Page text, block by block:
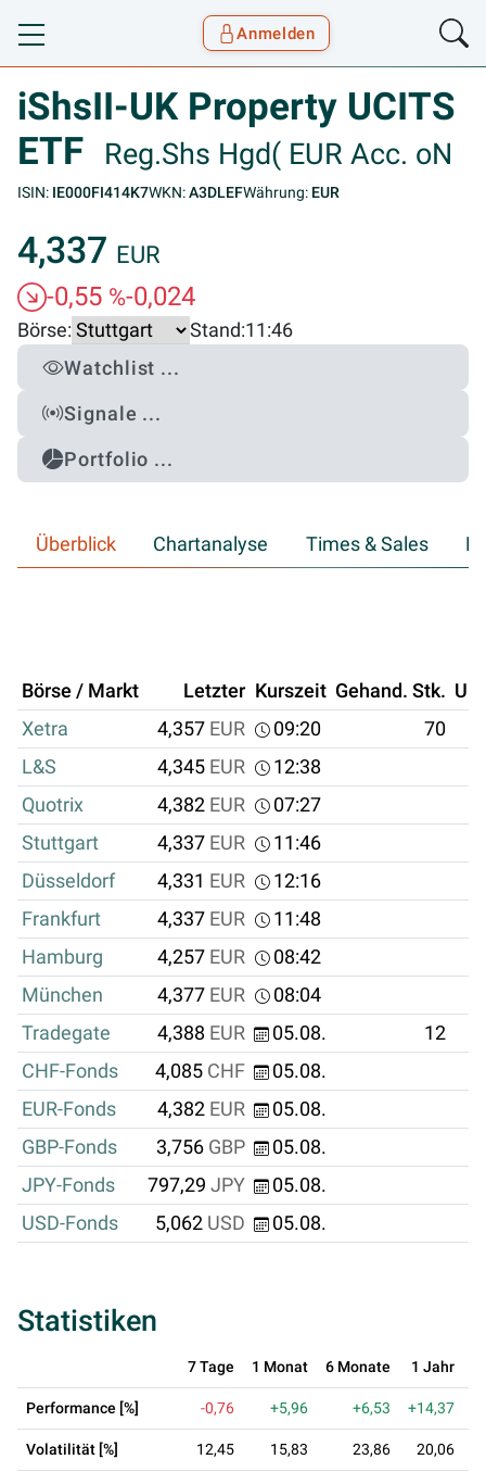
Toggle navigation
Anmelden
iShsII-UK Property UCITS
ETF
Reg.Shs Hgd( EUR Acc. oN
ISIN: IE000FI414K7WKN:A3DLEFWährung: EUR
4,337 EUR
-0,55 %-0,024
Börse: Stand:11:46
Watchlist ...
Signale ...
Portfolio ...
Überblick Chartanalyse Times & Sales
Börse / Markt Letzter Kurszeit Gehand. Stk.
Xetra
4,357 EUR 09:20
70
L&S
4,345 EUR
12:38
Quotrix
4,382 EUR
07:27
Stuttgart
4,337 EUR
11:46
Düsseldorf
4,331 EUR
12:16
Frankfurt
4,337 EUR
11:48
Hamburg
4,257 EUR
08:42
München
4,377 EUR
08:04
Tradegate
4,388 EUR 05.08.
12
CHF-Fonds
4,085 CHF
05.08.
EUR-Fonds
4,382 EUR
05.08.
GBP-Fonds
3,756 GBP
05.08.
JPY-Fonds
797,29 JPY
05.08.
USD-Fonds
5,062 USD 05.08.
Statistiken
7 Tage 1 Monat 6 Monate 1 Jahr
Performance [%] -0,76 +5,96 +6,53 +14,37
Volatilität [%] 12,45 15,83 23,86 20,06